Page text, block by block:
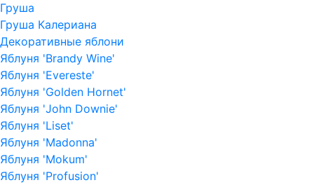
Груша
Груша Калериана
Декоративные яблони
Яблуня 'Brandy Wine'
Яблуня 'Evereste'
Яблуня 'Golden Hornet'
Яблуня 'John Downie'
Яблуня 'Liset'
Яблуня 'Madonna'
Яблуня 'Mokum'
Яблуня 'Profusion'